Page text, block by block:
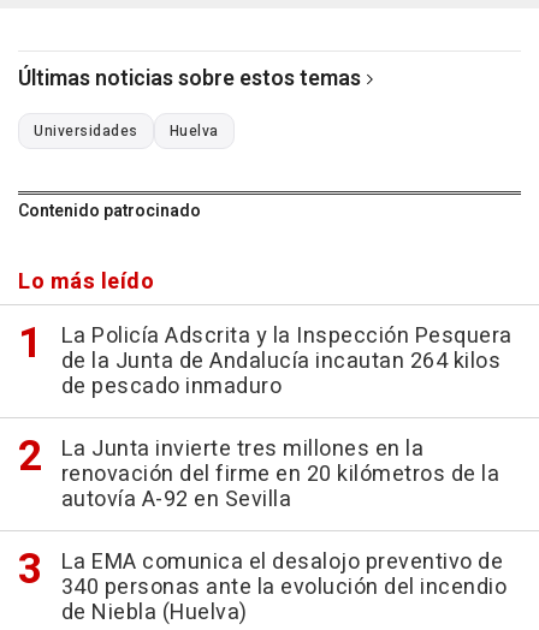
Últimas noticias sobre estos temas
Universidades Huelva
Contenido patrocinado
Lo más leído
La Policía Adscrita y la Inspección Pesquera
de la Junta de Andalucía incautan 264 kilos
de pescado inmaduro
La Junta invierte tres millones en la
renovación del firme en 20 kilómetros de la
autovía A-92 en Sevilla
La EMA comunica el desalojo preventivo de
340 personas ante la evolución del incendio
de Niebla (Huelva)